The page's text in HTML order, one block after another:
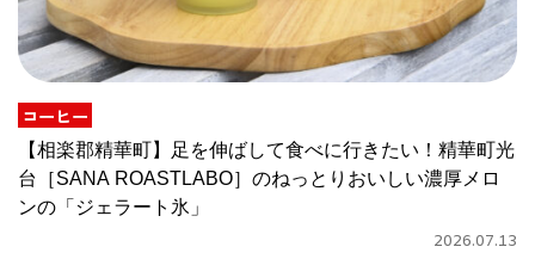
コーヒー
【相楽郡精華町】足を伸ばして食べに行きたい！精華町光
台［SANA ROASTLABO］のねっとりおいしい濃厚メロ
ンの「ジェラート氷」
2026.07.13